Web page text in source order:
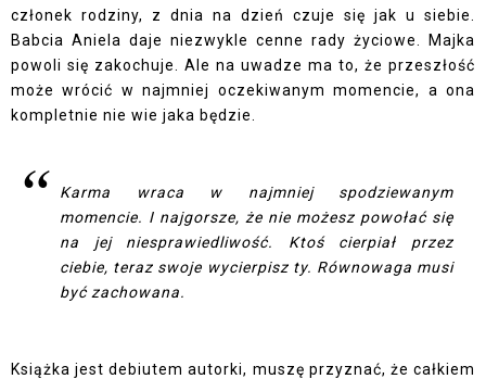
członek rodziny, z dnia na dzień czuje się jak u siebie.
Babcia Aniela daje niezwykle cenne rady życiowe. Majka
powoli się zakochuje. Ale na uwadze ma to, że przeszłość
może wrócić w najmniej oczekiwanym momencie, a ona
kompletnie nie wie jaka będzie.
Karma wraca w najmniej spodziewanym
momencie. I najgorsze, że nie możesz powołać się
na jej niesprawiedliwość. Ktoś cierpiał przez
ciebie, teraz swoje wycierpisz ty. Równowaga musi
być zachowana.
Książka jest debiutem autorki, muszę przyznać, że całkiem